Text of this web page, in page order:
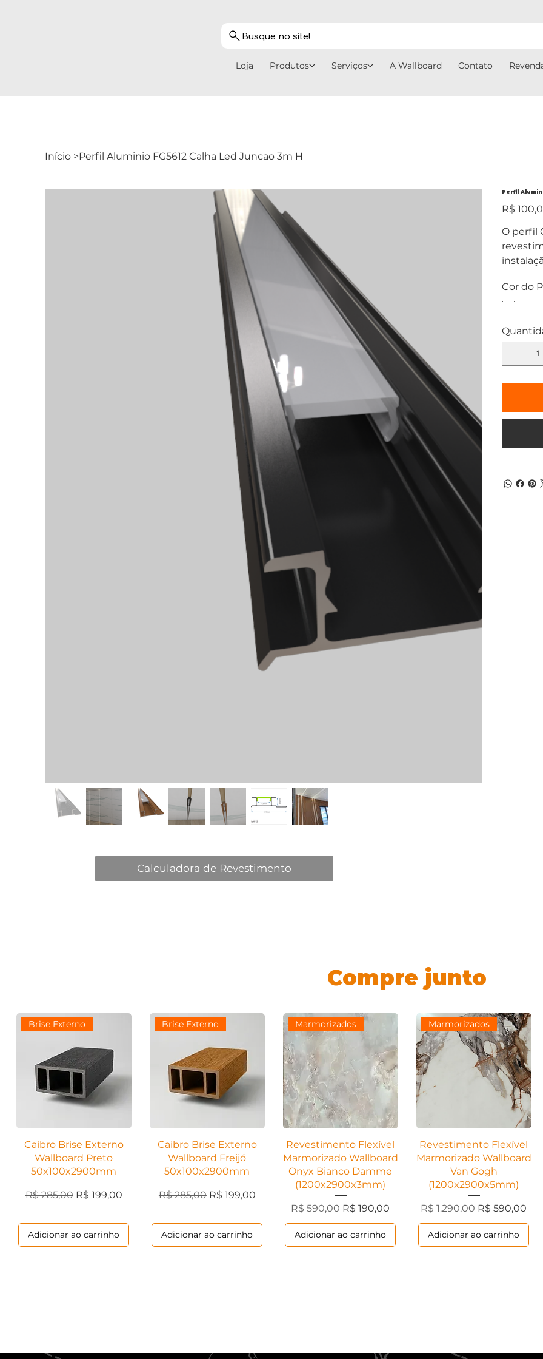
Busque no site!
Loja Produtos Serviços A Wallboard Contato
Início >Perfil Aluminio FG5612 Calha Led Juncao 3m H
Perfil
Preço
R$
O perfil
para os
WPC
Gold
Cor do
Calculadora de Revestimento
Compre junto
Visualização rápida
Brise Externo
Caibro Brise Externo
Wallboard Preto
50x100x2900mm
Preço normal
R$ 285,00 Preço promocional
R$ 199,00
Adicionar ao carrinho
Visualização rápida
Brise Externo
Caibro Brise Externo
Wallboard Freijó
50x100x2900mm
Preço normal
R$ 285,00 Preço promocional
R$ 199,00
Adicionar ao carrinho
Visualização rápida
Marmorizados
Revestimento Flexível
Marmorizado Wallboard
Onyx Bianco Damme
(1200x2900x3mm)
Preço normal
R$ 590,00 Preço promocional
R$ 190,00
Adicionar ao carrinho
Visualização rápida
Marmorizados
Revestimento Flexível
Marmorizado Wallboard
Van Gogh
(1200x2900x5mm)
Preço normal
R$ 1.290,00 Preço
R$ 590,00
Adicionar ao carrinho